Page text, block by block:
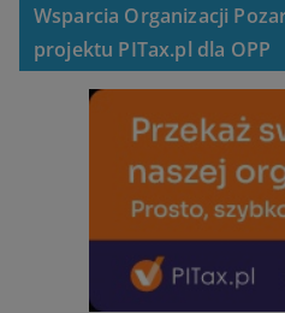
Wsparcia Organizacji
projektu PITax.pl dla OPP